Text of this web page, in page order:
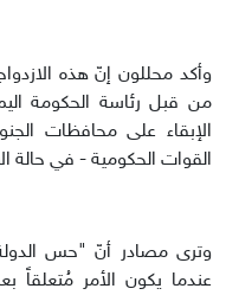
وأكد محللون إنّ هذه
من قبل رئاسة الحكومة
الإبقاء على محافظات
القوات الحكومية - في حالة
وترى مصادر أنّ "حس
عندما يكون الأمر